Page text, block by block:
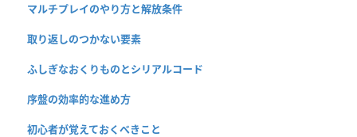
マルチプレイのやり方と解放条件
取り返しのつかない要素
ふしぎなおくりものとシリアルコード
序盤の効率的な進め方
初心者が覚えておくべきこと